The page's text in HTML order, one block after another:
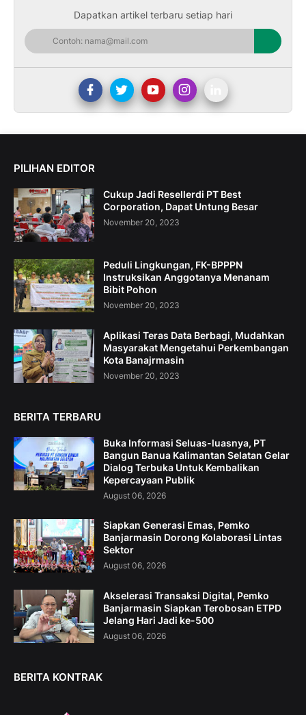
Dapatkan artikel terbaru setiap hari
PILIHAN EDITOR
Cukup Jadi Resellerdi PT Best
Corporation, Dapat Untung Besar
November 20, 2023
Peduli Lingkungan, FK-BPPPN
Instruksikan Anggotanya Menanam
Bibit Pohon
November 20, 2023
Aplikasi Teras Data Berbagi, Mudahkan
Masyarakat Mengetahui Perkembangan
Kota Banajrmasin
November 20, 2023
BERITA TERBARU
Buka Informasi Seluas-luasnya, PT
Bangun Banua Kalimantan Selatan Gelar
Dialog Terbuka Untuk Kembalikan
Kepercayaan Publik
August 06, 2026
Siapkan Generasi Emas, Pemko
Banjarmasin Dorong Kolaborasi Lintas
Sektor
August 06, 2026
Akselerasi Transaksi Digital, Pemko
Banjarmasin Siapkan Terobosan ETPD
Jelang Hari Jadi ke-500
August 06, 2026
BERITA KONTRAK